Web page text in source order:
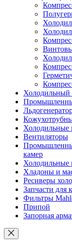
Холодильный
Холодильные
Вентиляторы
камер
Холодильные
Хладоны и
Ресиверы
Запчасти для
Фильтры
Припой
Запорная